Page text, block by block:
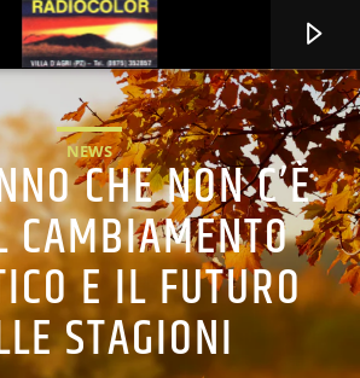
NEWS
CHE NON C’È
E IL FUTURO
STAGIONI